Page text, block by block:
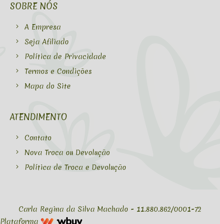
SOBRE NÓS
A Empresa
Seja Afiliado
Política de Privacidade
Termos e Condições
Mapa do Site
ATENDIMENTO
Contato
Nova Troca ou Devolução
Política de Troca e Devolução
Carla Regina da Silva Machado - 11.880.862/0001-72
Plataforma